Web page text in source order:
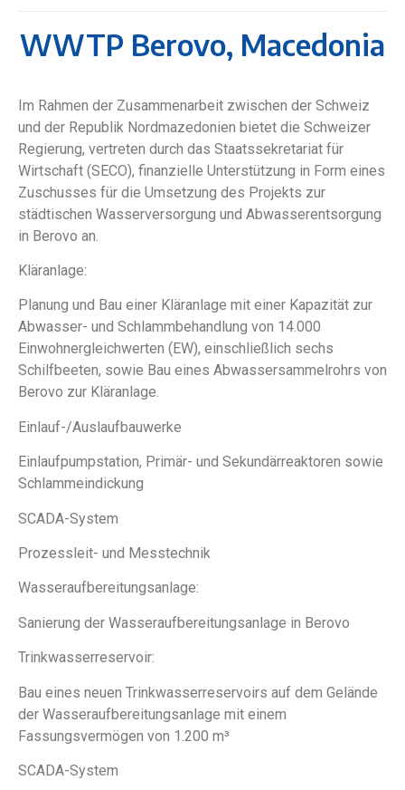
WWTP Berovo, Macedonia
Im Rahmen der Zusammenarbeit zwischen der Schweiz
und der Republik Nordmazedonien bietet die Schweizer
Regierung, vertreten durch das Staatssekretariat für
Wirtschaft (SECO), finanzielle Unterstützung in Form eines
Zuschusses für die Umsetzung des Projekts zur
städtischen Wasserversorgung und Abwasserentsorgung
in Berovo an.
Kläranlage:
Planung und Bau einer Kläranlage mit einer Kapazität zur
Abwasser- und Schlammbehandlung von 14.000
Einwohnergleichwerten (EW), einschließlich sechs
Schilfbeeten, sowie Bau eines Abwassersammelrohrs von
Berovo zur Kläranlage.
Einlauf-/Auslaufbauwerke
Einlaufpumpstation, Primär- und Sekundärreaktoren sowie
Schlammeindickung
SCADA-System
Prozessleit- und Messtechnik
Wasseraufbereitungsanlage:
Sanierung der Wasseraufbereitungsanlage in Berovo
Trinkwasserreservoir:
Bau eines neuen Trinkwasserreservoirs auf dem Gelände
der Wasseraufbereitungsanlage mit einem
Fassungsvermögen von 1.200 m³
SCADA-System